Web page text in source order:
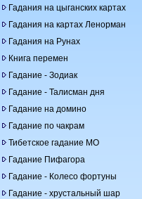
Гадания на цыганских картах
Гадания на картах Ленорман
Гадания на Рунах
Книга перемен
Гадание - Зодиак
Гадание - Талисман дня
Гадание на домино
Гадание по чакрам
Тибетское гадание МО
Гадание Пифагора
Гадание - Колесо фортуны
Гадание - хрустальный шар